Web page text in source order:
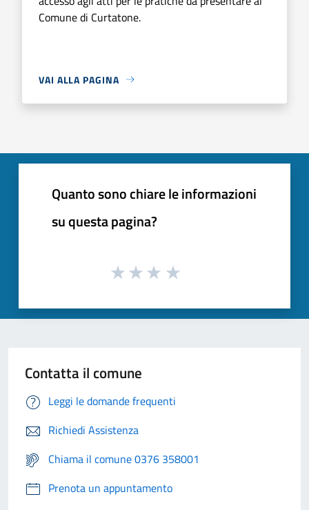
Comune di Curtatone.
VAI ALLA PAGINA
Quanto sono chiare le informazioni
su questa pagina?
Contatta il comune
Leggi le domande frequenti
Richiedi Assistenza
Chiama il comune 0376 358001
Prenota un appuntamento